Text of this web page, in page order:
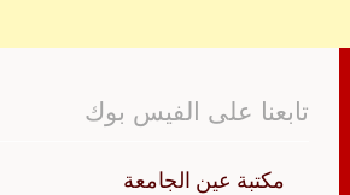
تابعنا على الفيس بوك
‏مكتبة عين الجامعة‏